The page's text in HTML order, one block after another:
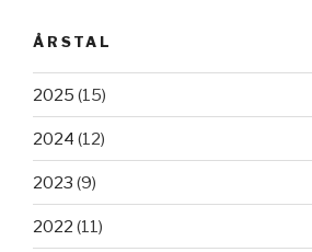
ÅRSTAL
2025 (15)
2024 (12)
2023 (9)
2022 (11)